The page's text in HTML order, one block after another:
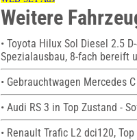
Weitere
• Toyota Hilux Sol Diesel 2.5
Spezialausbau, 8-fach bereift
• Gebrauchtwagen Mercedes
• Audi RS 3 in Top Zustand -
• Renault Trafic L2 dci120,